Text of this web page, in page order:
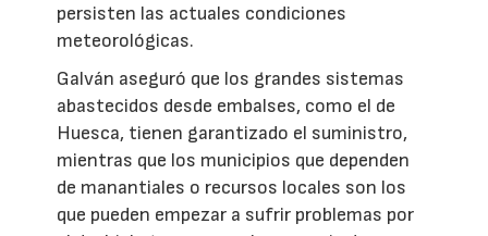
persisten las actuales condiciones
meteorológicas.
Galván aseguró que los grandes sistemas
abastecidos desde embalses, como el de
Huesca, tienen garantizado el suministro,
mientras que los municipios que dependen
de manantiales o recursos locales son los
que pueden empezar a sufrir problemas por